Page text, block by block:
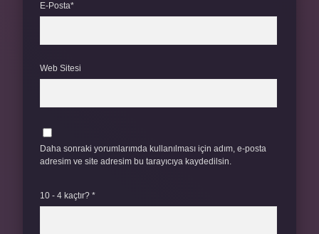
E-Posta*
Web Sitesi
Daha sonraki yorumlarımda kullanılması için adım, e-posta
adresim ve site adresim bu tarayıcıya kaydedilsin.
10 - 4 kaçtır? *